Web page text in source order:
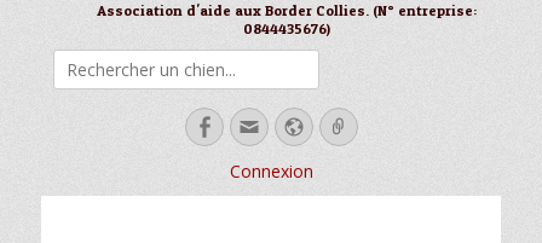
Association d'aide aux Border Collies. (N° entreprise:
0844435676)
Facebook
EmailSite
web
Link
Connexion